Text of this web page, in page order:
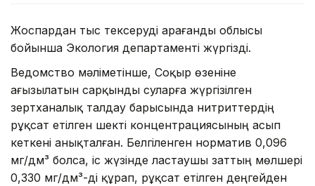
Жоспардан тыс тексеруді Қарағанды облысы
бойынша Экология департаменті жүргізді.
Ведомство мәліметінше, Соқыр өзеніне
ағызылатын сарқынды суларға жүргізілген
зертханалық талдау барысында нитриттердің
рұқсат етілген шекті концентрациясының асып
кеткені анықталған. Белгіленген норматив 0,096
мг/дм³ болса, іс жүзінде ластаушы заттың мөлшері
0,330 мг/дм³-ді құрап, рұқсат етілген деңгейден